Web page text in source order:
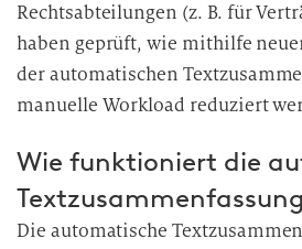
Rechtsabteilungen (z. B. für
haben geprüft, wie mithilfe
der automatischen
manuelle Workload reduziert
Wie funktioniert die
Die automatische